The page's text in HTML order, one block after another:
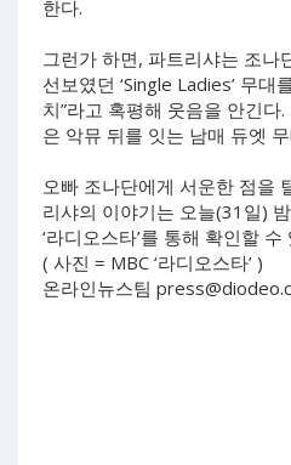
한다.
그런가 하면, 파트리샤는 조나
선보였던 ‘Single Ladies’ 무대
치”라고 혹평해 웃음을 안긴
은 악뮤 뒤를 잇는 남매 듀엣
오빠 조나단에게 서운한 점을
리샤의 이야기는 오늘(31일)
‘라디오스타’를 통해 확인할 수
( 사진 = MBC ‘라디오스타’ )
온라인뉴스팀